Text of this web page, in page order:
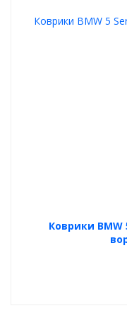
Коврики BMW